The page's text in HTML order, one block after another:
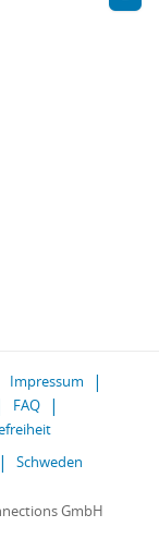
Impressum
FAQ
Schweden
GmbH